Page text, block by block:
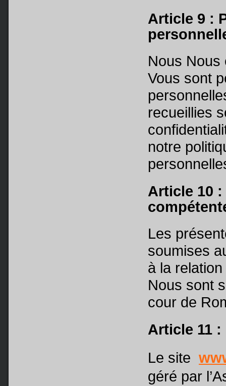
Article 9 :
Nous Nous
Vous sont
recueillies
notre
Article 10
Les
soumises
à la
Nous sont
cour de
Article 11
Le site
géré par